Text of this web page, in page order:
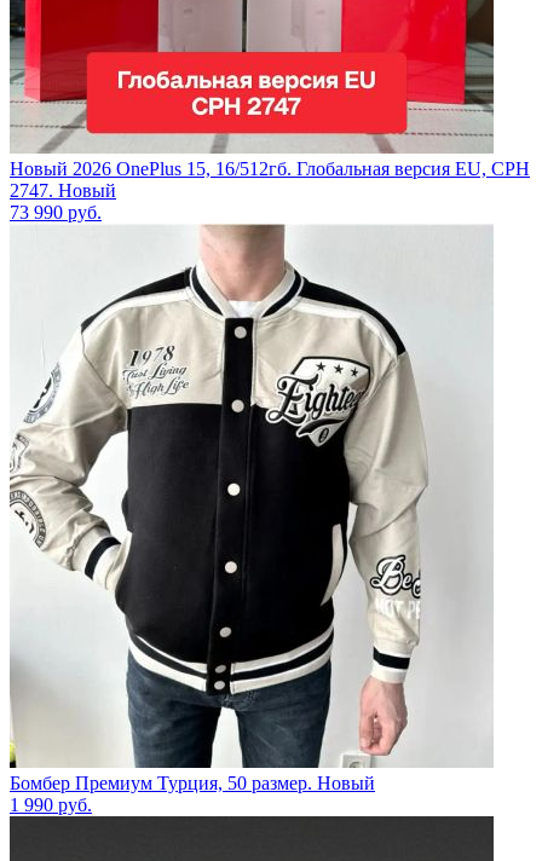
Новый 2026 OnePlus 15, 16/512гб. Глобальная версия EU, CPH
2747. Новый
73 990 руб.
Бомбер Премиум Турция, 50 размер. Новый
1 990 руб.